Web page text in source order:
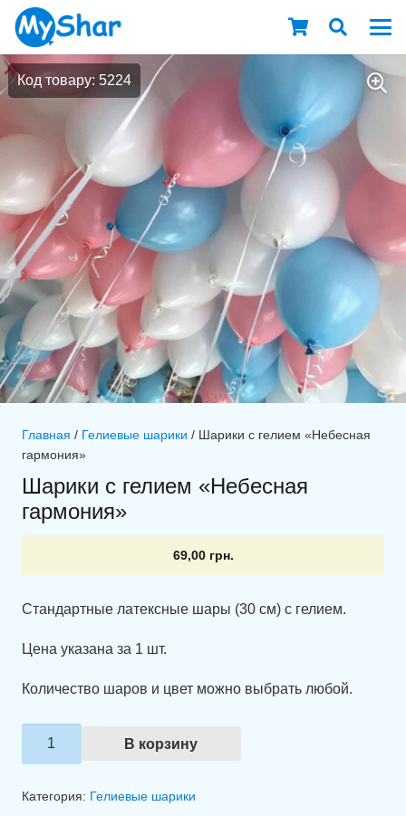
Код товару: 5224
Главная / Гелиевые шарики / Шарики с гелием «Небесная
гармония»
Шарики с гелием «Небесная
гармония»
69,00 грн.
Стандартные латексные шары (30 см) с гелием.
Цена указана за 1 шт.
Количество шаров и цвет можно выбрать любой.
Количество
товара
В корзину
Категория: Гелиевые шарики